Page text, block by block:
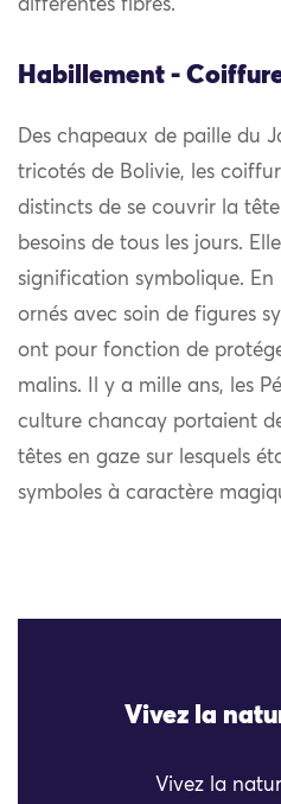
différentes fibres.
Habillement -
Des chapeaux de paille du
tricotés de Bolivie, les
distincts de se couvrir la
besoins de tous les jours.
signification symbolique. En
ornés avec soin de figures
ont pour fonction de
malins. Il y a mille ans, les
culture chancay portaient
têtes en gaze sur lesquels
symboles à caractère
Vivez la
Vivez la